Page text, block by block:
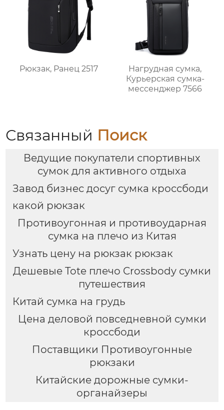
Рюкзак, Ранец 2517
Нагрудная сумка,
Курьерская сумка-
мессенджер 7566
Связанный Поиск
Ведущие покупатели спортивных
сумок для активного отдыха
Завод бизнес досуг сумка кроссбоди
какой рюкзак
Противоугонная и противоударная
сумка на плечо из Китая
Узнать цену на рюкзак рюкзак
Дешевые Tote плечо Crossbody сумки
путешествия
Китай сумка на грудь
Цена деловой повседневной сумки
кроссбоди
Поставщики Противоугонные
рюкзаки
Китайские дорожные сумки-
органайзеры